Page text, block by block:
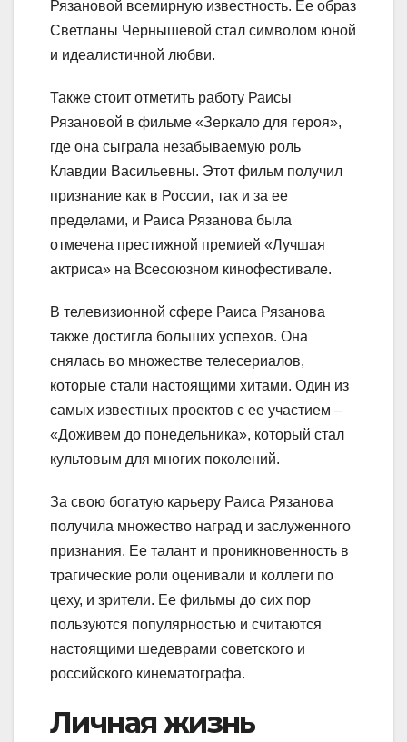
Рязановой всемирную известность. Ее образ
Светланы Чернышевой стал символом юной
и идеалистичной любви.
Также стоит отметить работу Раисы
Рязановой в фильме «Зеркало для героя»,
где она сыграла незабываемую роль
Клавдии Васильевны. Этот фильм получил
признание как в России, так и за ее
пределами, и Раиса Рязанова была
отмечена престижной премией «Лучшая
актриса» на Всесоюзном кинофестивале.
В телевизионной сфере Раиса Рязанова
также достигла больших успехов. Она
снялась во множестве телесериалов,
которые стали настоящими хитами. Один из
самых известных проектов с ее участием –
«Доживем до понедельника», который стал
культовым для многих поколений.
За свою богатую карьеру Раиса Рязанова
получила множество наград и заслуженного
признания. Ее талант и проникновенность в
трагические роли оценивали и коллеги по
цеху, и зрители. Ее фильмы до сих пор
пользуются популярностью и считаются
настоящими шедеврами советского и
российского кинематографа.
Личная жизнь